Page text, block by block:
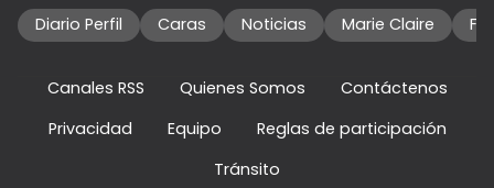
Diario Perfil Caras Noticias Marie Claire
Canales RSS Quienes Somos
Contáctenos
Privacidad
Equipo
Reglas de participación
Tránsito